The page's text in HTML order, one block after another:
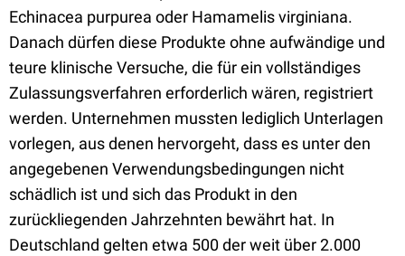
Echinacea purpurea oder Hamamelis virginiana.
Danach dürfen diese Produkte ohne aufwändige und
teure klinische Versuche, die für ein vollständiges
Zulassungsverfahren erforderlich wären, registriert
werden. Unternehmen mussten lediglich Unterlagen
vorlegen, aus denen hervorgeht, dass es unter den
angegebenen Verwendungsbedingungen nicht
schädlich ist und sich das Produkt in den
zurückliegenden Jahrzehnten bewährt hat. In
Deutschland gelten etwa 500 der weit über 2.000